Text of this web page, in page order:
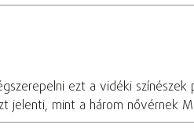
ezt a vidéki
jelenti, mint a három nővérnek